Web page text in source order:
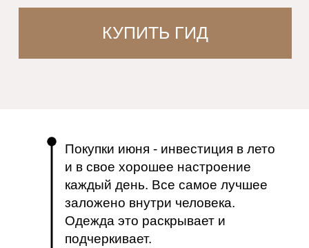
Покупки июня - инвестиция в лето
и в свое хорошее настроение
каждый день. Все самое лучшее
заложено внутри человека.
Одежда это раскрывает и
подчеркивает.